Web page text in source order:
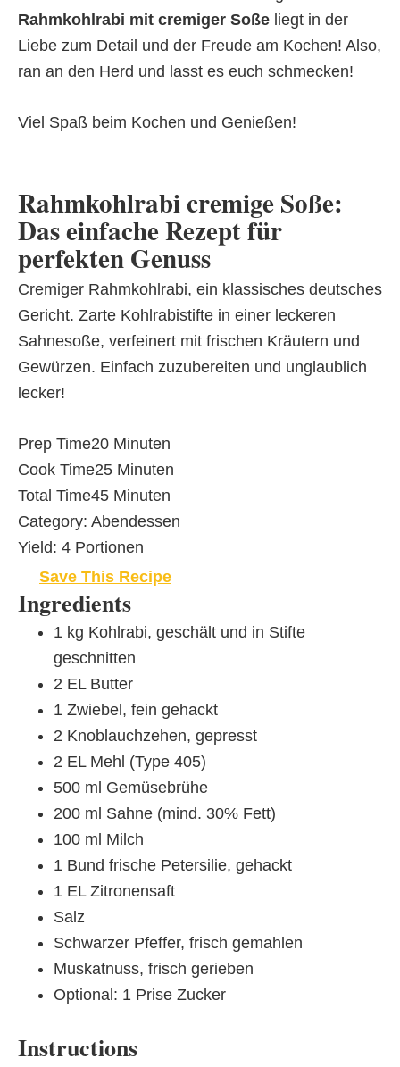
Rahmkohlrabi mit cremiger Soße liegt in der
Liebe zum Detail und der Freude am Kochen! Also,
ran an den Herd und lasst es euch schmecken!
Viel Spaß beim Kochen und Genießen!
Rahmkohlrabi cremige Soße:
Das einfache Rezept für
perfekten Genuss
Cremiger Rahmkohlrabi, ein klassisches deutsches
Gericht. Zarte Kohlrabistifte in einer leckeren
Sahnesoße, verfeinert mit frischen Kräutern und
Gewürzen. Einfach zuzubereiten und unglaublich
lecker!
Prep Time20 Minuten
Cook Time25 Minuten
Total Time45 Minuten
Category: Abendessen
Yield: 4 Portionen
Save This Recipe
Ingredients
1 kg Kohlrabi, geschält und in Stifte
geschnitten
2 EL Butter
1 Zwiebel, fein gehackt
2 Knoblauchzehen, gepresst
2 EL Mehl (Type 405)
500 ml Gemüsebrühe
200 ml Sahne (mind. 30% Fett)
100 ml Milch
1 Bund frische Petersilie, gehackt
1 EL Zitronensaft
Salz
Schwarzer Pfeffer, frisch gemahlen
Muskatnuss, frisch gerieben
Optional: 1 Prise Zucker
Instructions